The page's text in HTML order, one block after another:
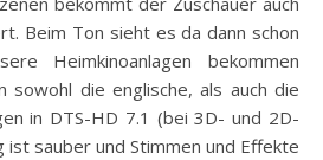
Beim Ton sieht es da dann schon
Heimkinoanlagen bekommen
sowohl die englische, als auch die
in DTS-HD 7.1 (bei 3D- und 2D-
ist sauber und Stimmen und Effekte